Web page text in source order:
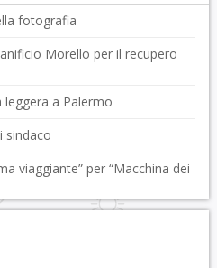
fotografia
Morello per il recupero
a Palermo
sindaco
viaggiante” per “Macchina dei